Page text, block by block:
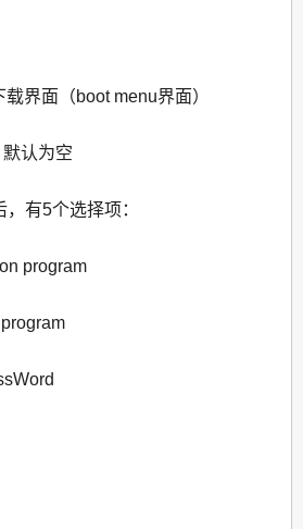
界面（boot menu界面）
认为空
有5个选择项：
program